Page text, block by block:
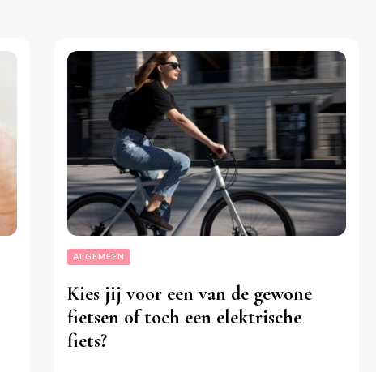
ALGEMEEN
Kies jij voor een van de gewone
fietsen of toch een elektrische
fiets?